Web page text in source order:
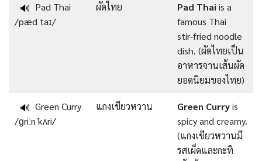
🔊 Pad Thai
/pæd taɪ/
ผัดไทย Pad Thai is a
famous Thai
stir‑fried noodle
dish. (ผัดไทยเป็น
อาหารจานเส้นผัด
ยอดนิยมของไทย)
🔊 Green Curry
/ɡriːn ˈkʌri/
แกงเขียวหวาน Green Curryis
spicy and creamy.
(แกงเขียวหวานมี
รสเผ็ดและกะทิ